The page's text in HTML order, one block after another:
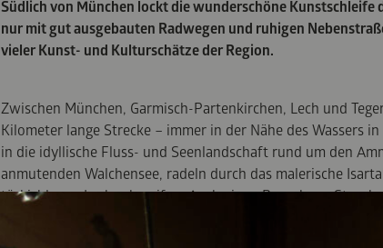
Südlich von München lockt die wunderschöne Kunstschleife
nur mit gut ausgebauten Radwegen und ruhigen
vieler Kunst- und Kulturschätze der Region.
Zwischen München, Garmisch-Partenkirchen, Lech und
Kilometer lange Strecke – immer in der Nähe des Wassers
in die idyllische Fluss- und Seenlandschaft rund um den
anmutenden Walchensee, radeln durch das malerische
türkisblauen Lech schweifen. Auch einen Besuch am